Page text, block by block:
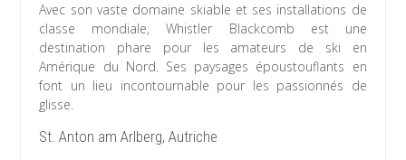
Avec son vaste domaine skiable et ses installations de
classe mondiale, Whistler Blackcomb est une
destination phare pour les amateurs de ski en
Amérique du Nord. Ses paysages époustouflants en
font un lieu incontournable pour les passionnés de
glisse.
St. Anton am Arlberg, Autriche